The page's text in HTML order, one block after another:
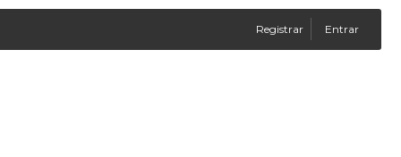
Registrar Entrar